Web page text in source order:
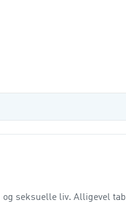
seksuelle liv. Alligevel